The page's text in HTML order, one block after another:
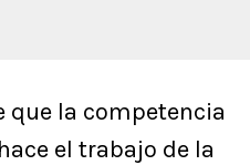
que la competencia
el trabajo de la